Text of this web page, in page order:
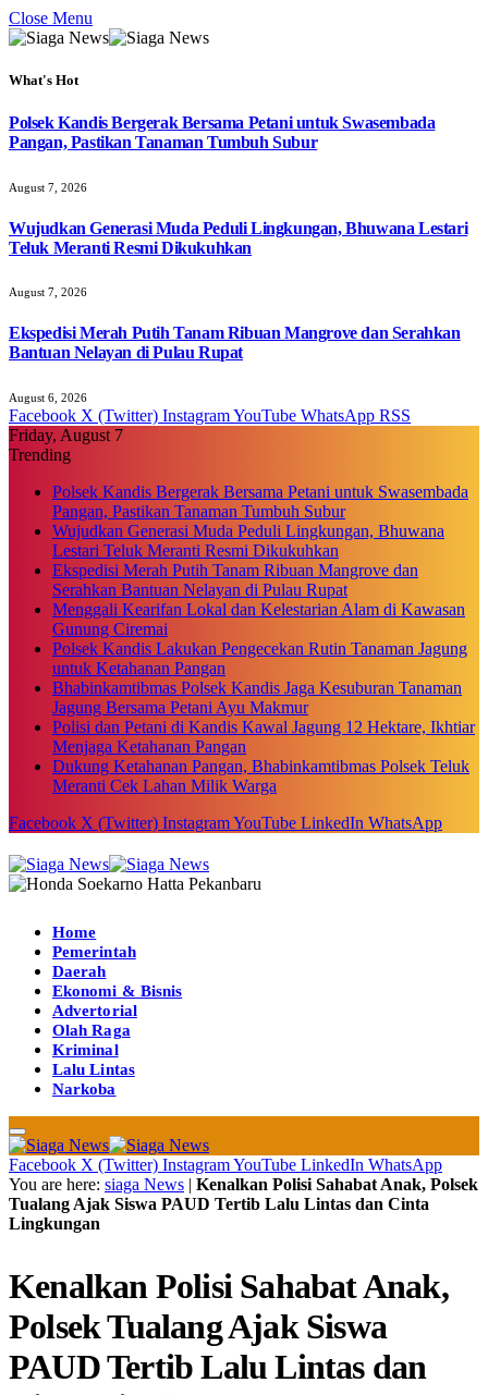
Close Menu
What's Hot
Polsek Kandis Bergerak Bersama Petani untuk Swasembada
Pangan, Pastikan Tanaman Tumbuh Subur
August 7, 2026
Wujudkan Generasi Muda Peduli Lingkungan, Bhuwana Lestari
Teluk Meranti Resmi Dikukuhkan
August 7, 2026
Ekspedisi Merah Putih Tanam Ribuan Mangrove dan Serahkan
Bantuan Nelayan di Pulau Rupat
August 6, 2026
Facebook X (Twitter) InstagramYouTube WhatsApp RSS
Friday, August 7
Trending
Polsek Kandis Bergerak Bersama Petani untuk Swasembada
Pangan, Pastikan Tanaman Tumbuh Subur
Wujudkan Generasi Muda Peduli Lingkungan, Bhuwana
Lestari Teluk Meranti Resmi Dikukuhkan
Ekspedisi Merah Putih Tanam Ribuan Mangrove dan
Serahkan Bantuan Nelayan di Pulau Rupat
Menggali Kearifan Lokal dan Kelestarian Alam di Kawasan
Gunung Ciremai
Polsek Kandis Lakukan Pengecekan Rutin Tanaman Jagung
untuk Ketahanan Pangan
Bhabinkamtibmas Polsek Kandis Jaga Kesuburan Tanaman
Jagung Bersama Petani Ayu Makmur
Polisi dan Petani di Kandis Kawal Jagung 12 Hektare, Ikhtiar
Menjaga Ketahanan Pangan
Dukung Ketahanan Pangan, Bhabinkamtibmas Polsek Teluk
Meranti Cek Lahan Milik Warga
Facebook X (Twitter) InstagramYouTube LinkedIn WhatsApp
Home
Pemerintah
Daerah
Ekonomi & Bisnis
Advertorial
Olah Raga
Kriminal
Lalu Lintas
Narkoba
Facebook X (Twitter) InstagramYouTube LinkedIn WhatsApp
You are here: siaga News | Kenalkan Polisi Sahabat Anak, Polsek
Tualang Ajak Siswa PAUD Tertib Lalu Lintas dan Cinta
Lingkungan
Kenalkan Polisi Sahabat Anak,
Polsek Tualang Ajak Siswa
PAUD Tertib Lalu Lintas dan